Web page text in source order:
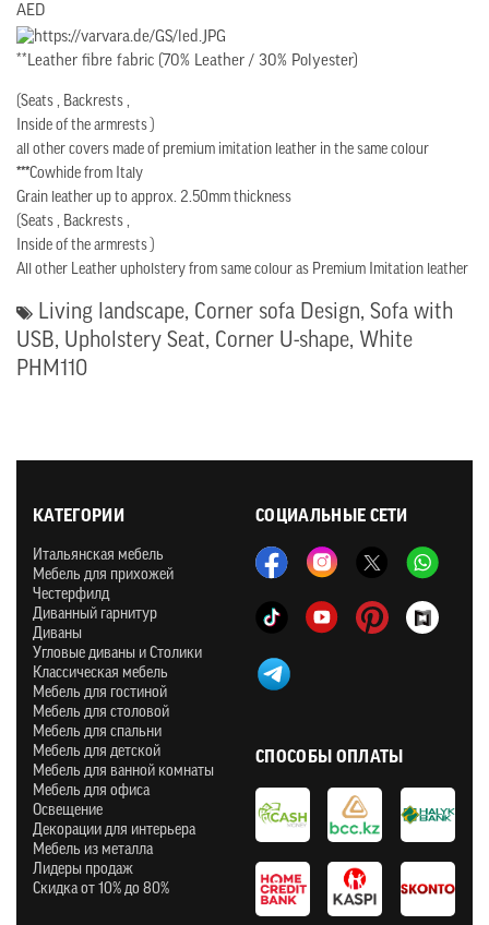
AED
**Leather fibre fabric (70% Leather / 30% Polyester)
(Seats , Backrests ,
Inside of the armrests )
all other covers made of premium imitation leather in the same colour
***Cowhide from Italy
Grain leather up to approx. 2.50mm thickness
(Seats , Backrests ,
Inside of the armrests )
All other Leather upholstery from same colour as Premium Imitation leather
Living landscape, Corner sofa Design, Sofa with
USB, Upholstery Seat, Corner U-shape, White
PHM110
СОЦИАЛЬНЫЕ СЕТИ
КАТЕГОРИИ
Итальянская мебель
Мебель для прихожей
Честерфилд
Диванный гарнитур
Диваны
Угловые диваны и Столики
Классическая мебель
Мебель для гостиной
Мебель для столовой
Мебель для спальни
Мебель для детской
Мебель для ванной комнаты
Мебель для офиса
Освещение
Декорации для интерьера
Мебель из металла
Лидеры продаж
Скидка от 10% до 80%
СПОСОБЫ ОПЛАТЫ